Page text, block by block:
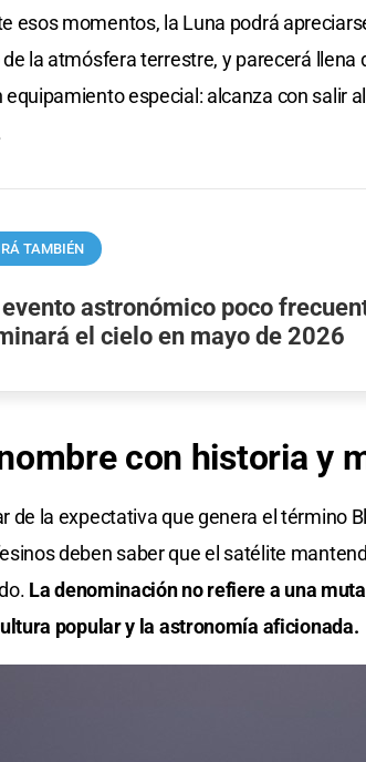
esos momentos, la Luna podrá
la atmósfera terrestre, y parecerá llena
equipamiento especial: alcanza con salir
TAMBIÉN
astronómico poco
el cielo en mayo de 2026
con historia y
de la expectativa que genera el término
deben saber que el satélite
La denominación no refiere a una
popular y la astronomía aficionada.